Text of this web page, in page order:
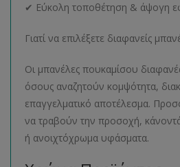
✔ Εύκολη τοποθέτηση & άψογη
Γιατί να επιλέξετε διαφανείς
Οι μπανέλες πουκαμίσου διαφανές
όσους αναζητούν κομψότητα,
επαγγελματικό αποτέλεσμα.
να τραβούν την προσοχή,
ή ανοιχτόχρωμα υφάσματα.